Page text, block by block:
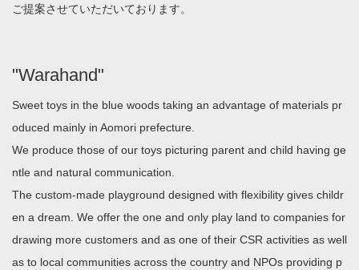
ご提案させていただいております。
"Warahand"
Sweet toys in the blue woods taking an advantage of materials pr
oduced mainly in Aomori prefecture.
We produce those of our toys picturing parent and child having ge
ntle and natural communication.
The custom-made playground designed with flexibility gives childr
en a dream. We offer the one and only play land to companies for
drawing more customers and as one of their CSR activities as well
as to local communities across the country and NPOs providing p